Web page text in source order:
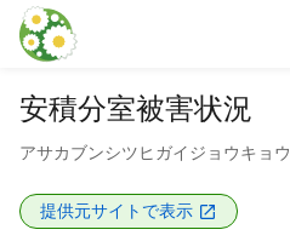
本文に飛ぶ
安積分室被害状況
アサカブンシツヒガイジョウキョウ
提供元サイトで表示